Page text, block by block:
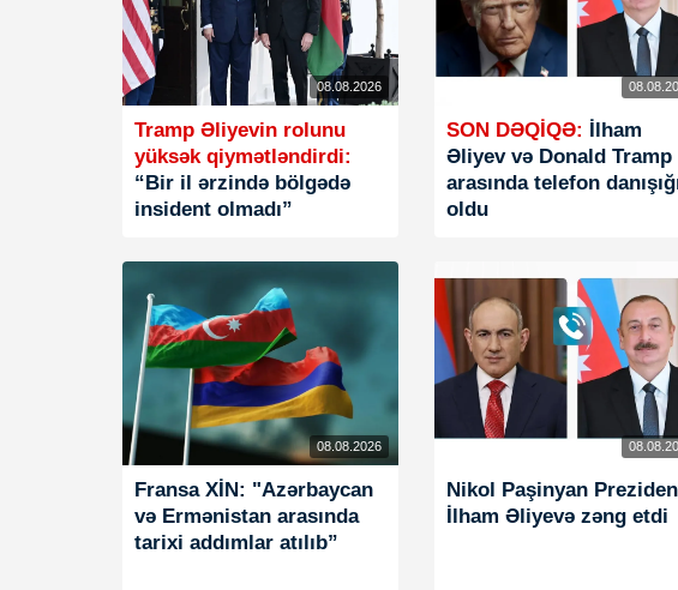
08.08.2026
Tramp Əliyevin rolunu
yüksək qiymətləndirdi:
“Bir il ərzində bölgədə
insident olmadı”
SON DƏQİQƏ: İlham
Əliyev və Donald Tramp
arasında telefon
oldu
08.08.2026
Fransa XİN: "Azərbaycan
və Ermənistan arasında
tarixi addımlar atılıb”
Nikol Paşinyan
İlham Əliyevə zəng etdi